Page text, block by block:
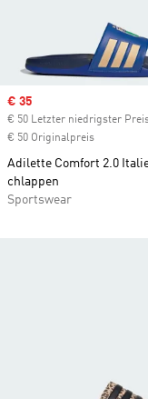
Sale price
€ 35
€ 50 Letzter niedrigster
€ 50 Originalpreis
Adilette Comfort 2.0
chlappen
Sportswear